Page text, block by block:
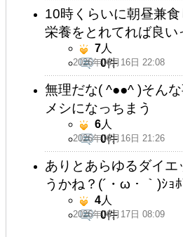
10時くらいに朝昼兼
栄養をとれてれば良い
2026年06月16日 22:08
7人
0件
無理だな( ^●●^ )そん
メシになっちまう
2026年06月16日 21:26
6人
0件
ありとあらゆるダイ
うかね？(´・ω・｀)ｼｮ
2026年06月17日 08:09
4人
0件